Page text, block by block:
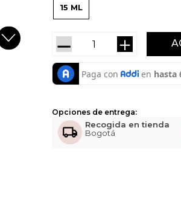
15 ML
＋
－
Opciones de entrega:
Recogida en tienda
Bogotá